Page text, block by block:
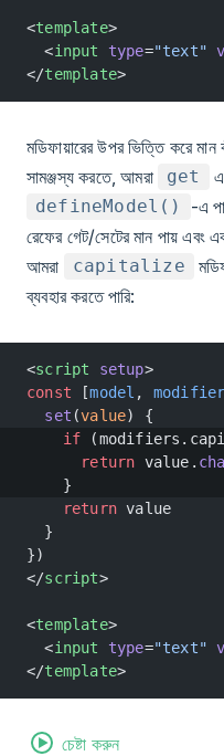
<template>
  <
input type="text"
</template>
মডিফায়ারের উপর ভিত্তি করে মান
সামঞ্জস্য করতে, আমরা
get
defineModel()
-এ
রেফের গেট/সেটের মান পায় এবং
আমরা
capitalize
ব্যবহার করতে পারি:
<script setup>
const [model ,
  set
(value) {
    if
      return
value.
    }
    return
value
  }
})
</script>
<template>
  <
input type="text"
</template>
চেষ্টা করুন